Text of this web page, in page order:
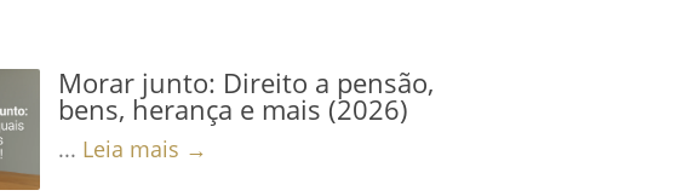
Morar junto: Direito a pensão,
bens, herança e mais (2026)
... Leia mais →